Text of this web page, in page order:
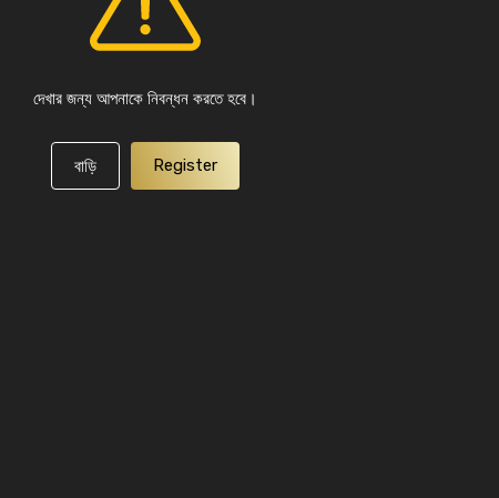
দেখার জন্য আপনাকে নিবন্ধন করতে হবে।
বাড়ি Register